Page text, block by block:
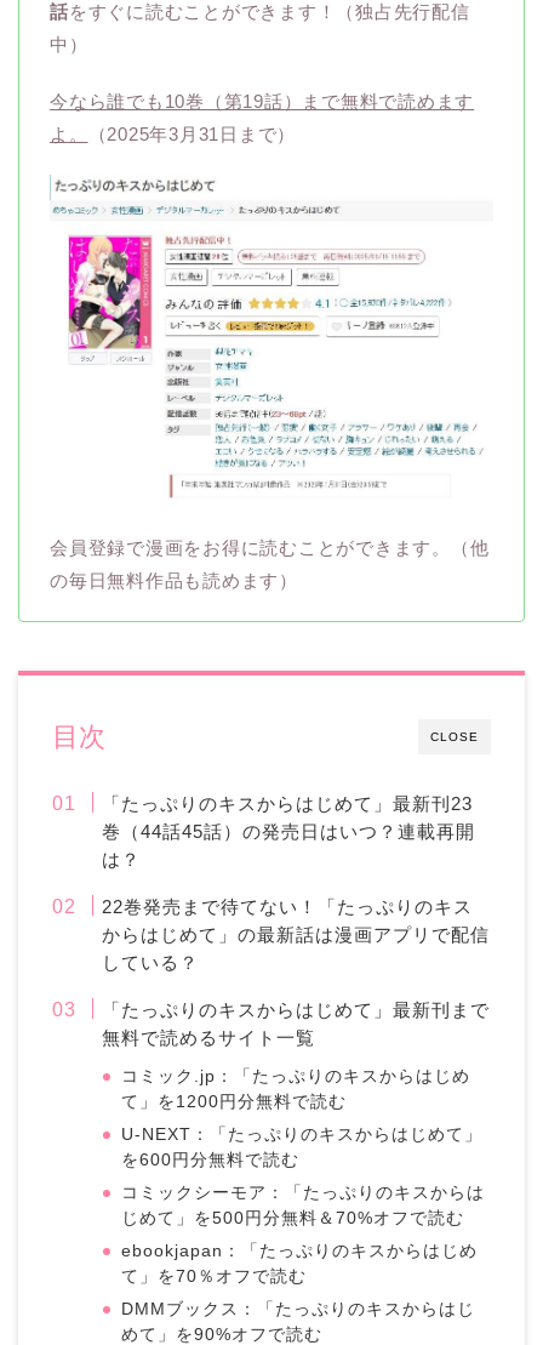
話をすぐに読むことができます！（独占先行配信
中）
今なら誰でも10巻（第19話）まで無料で読めます
よ。
（2025年3月31日まで）
会員登録で漫画をお得に読むことができます。（他
の毎日無料作品も読めます）
CLOSE
目次
「たっぷりのキスからはじめて」最新刊23
巻（44話45話）の発売日はいつ？連載再開
は？
22巻発売まで待てない！「たっぷりのキス
からはじめて」の最新話は漫画アプリで配信
している？
「たっぷりのキスからはじめて」最新刊まで
無料で読めるサイト一覧
コミック.jp：「たっぷりのキスからはじめ
て」を1200円分無料で読む
U-NEXT：「たっぷりのキスからはじめて」
を600円分無料で読む
コミックシーモア：「たっぷりのキスからは
じめて」を500円分無料＆70%オフで読む
ebookjapan：「たっぷりのキスからはじめ
て」を70％オフで読む
DMMブックス：「たっぷりのキスからはじ
めて」を90%オフで読む